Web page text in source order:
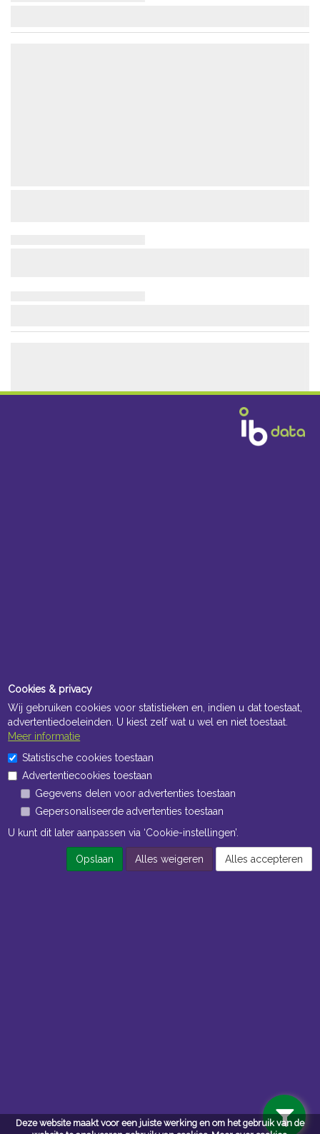
Deze website maakt voor een juiste werking en om het gebruik van de
Privacy
Cookies & privacy
Wij gebruiken cookies voor statistieken en, indien u dat toestaat,
advertentiedoeleinden. U kiest zelf wat u wel en niet toestaat.
Meer informatie
Statistische cookies toestaan
Advertentiecookies toestaan
Gegevens delen voor advertenties toestaan
Gepersonaliseerde advertenties toestaan
U kunt dit later aanpassen via ‘Cookie-instellingen’.
Opslaan Alles weigeren Alles accepteren